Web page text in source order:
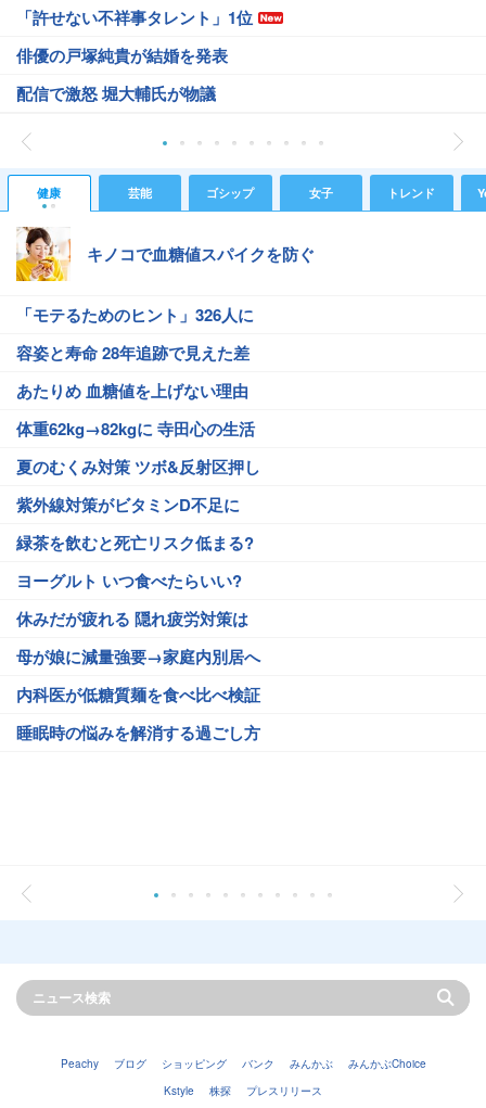
「許せない不祥事タレント」1位
俳優の戸塚純貴が結婚を発表
配信で激怒 堀大輔氏が物議
健康 芸能 ゴシップ 女子 トレンド
キノコで血糖値スパイクを防ぐ
「モテるためのヒント」326人に
容姿と寿命 28年追跡で見えた差
あたりめ 血糖値を上げない理由
体重62kg→82kgに 寺田心の生活
夏のむくみ対策 ツボ&反射区押し
紫外線対策がビタミンD不足に
緑茶を飲むと死亡リスク低まる?
ヨーグルト いつ食べたらいい?
休みだが疲れる 隠れ疲労対策は
母が娘に減量強要→家庭内別居へ
内科医が低糖質麺を食べ比べ検証
睡眠時の悩みを解消する過ごし方
Peachy ブログ ショッピング バンク みんかぶ
みんかぶChoice
Kstyle
株探 プレスリリース